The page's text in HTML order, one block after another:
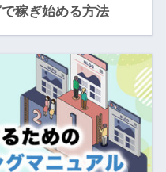
稼ぎ始める方法